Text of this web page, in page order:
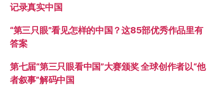
记录真实中国
“第三只眼”看见怎样的中国？这85部优秀作品里有
答案
第七届“第三只眼看中国”大赛颁奖 全球创作者以“他
者叙事”解码中国